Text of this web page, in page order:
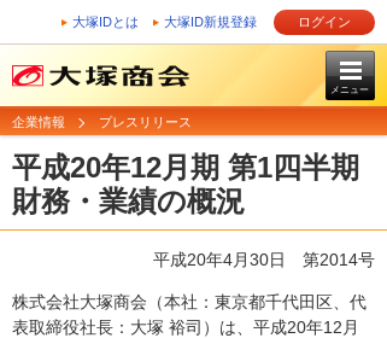
大塚IDとは 大塚ID新規登録 ログイン
メニュー
企業情報 プレスリリース
平成20年12月期 第1四半期
財務・業績の概況
平成20年4月30日 第2014号
株式会社大塚商会（本社：東京都千代田区、代
表取締役社長：大塚 裕司）は、平成20年12月